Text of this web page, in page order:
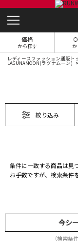
価格
から探す か
レディースファッション通販ト
LAGUNAMOON(ラグナムーン)
絞り込み
条件に一致する商品は見
お手数ですが、検索条件
今シ
（検索条